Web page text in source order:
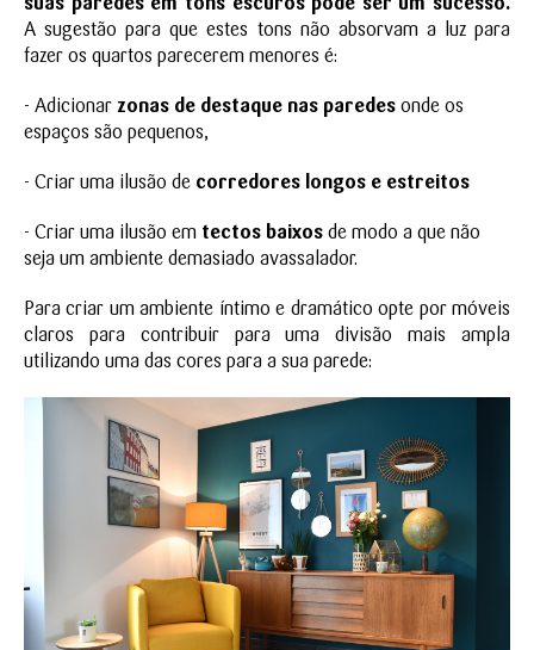
A sugestão para que estes tons não absorvam a luz para
fazer os quartos parecerem menores é:
- Adicionar zonas de destaque nas paredes onde os
espaços são pequenos,
- Criar uma ilusão de corredores longos e estreitos
- Criar uma ilusão em tectos baixos de modo a que não
seja um ambiente demasiado avassalador.
Para criar um ambiente íntimo e dramático opte por móveis
claros para contribuir para uma divisão mais ampla
utilizando uma das cores para a sua parede: